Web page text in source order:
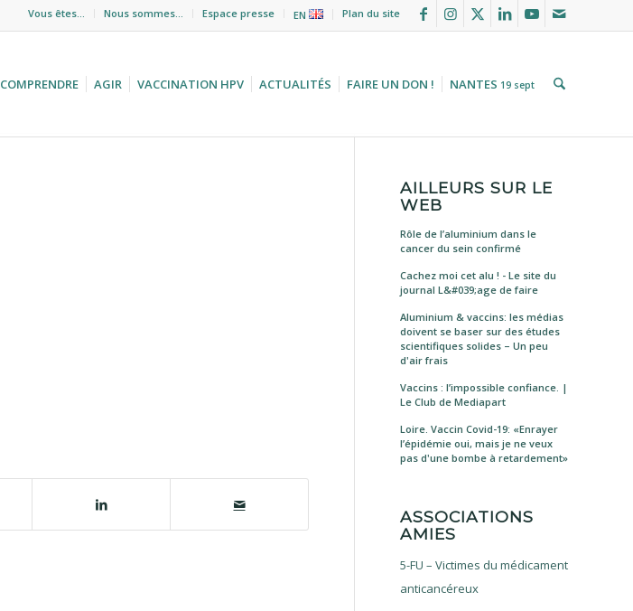
Vous êtes… Nous sommes… Espace presse EN Plan du site
COMPRENDRE AGIR VACCINATION HPV ACTUALITÉS FAIRE UN DON ! NANTES 19 sept
AILLEURS SUR LE
WEB
Rôle de l’aluminium dans le
cancer du sein confirmé
Cachez moi cet alu ! - Le site du
journal L&#039;age de faire
Aluminium & vaccins: les médias
doivent se baser sur des études
scientifiques solides – Un peu
d'air frais
Vaccins : l’impossible confiance. |
Le Club de Mediapart
Loire. Vaccin Covid-19: «Enrayer
l’épidémie oui, mais je ne veux
pas d'une bombe à retardement»
ASSOCIATIONS
AMIES
5-FU – Victimes du médicament
anticancéreux